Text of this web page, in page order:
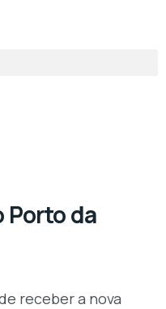
da
receber a nova